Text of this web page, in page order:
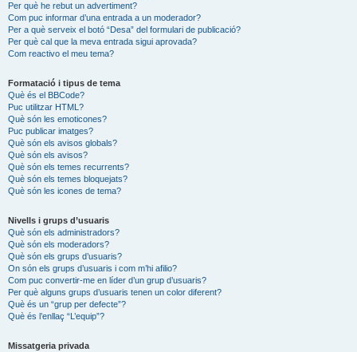
Per què he rebut un advertiment?
Com puc informar d’una entrada a un moderador?
Per a què serveix el botó “Desa” del formulari de publicació?
Per què cal que la meva entrada sigui aprovada?
Com reactivo el meu tema?
Formatació i tipus de tema
Què és el BBCode?
Puc utilitzar HTML?
Què són les emoticones?
Puc publicar imatges?
Què són els avisos globals?
Què són els avisos?
Què són els temes recurrents?
Què són els temes bloquejats?
Què són les icones de tema?
Nivells i grups d’usuaris
Què són els administradors?
Què són els moderadors?
Què són els grups d’usuaris?
On són els grups d’usuaris i com m’hi afilio?
Com puc convertir-me en líder d’un grup d’usuaris?
Per què alguns grups d’usuaris tenen un color diferent?
Què és un “grup per defecte”?
Què és l’enllaç “L’equip”?
Missatgeria privada